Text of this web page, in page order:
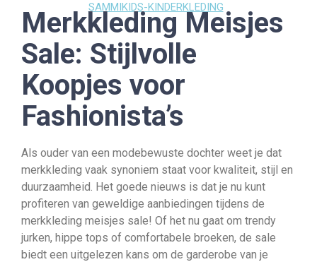
SAMMIKIDS-KINDERKLEDING
0 COMMENTS
23 TAGS
Merkkleding Meisjes
Sale: Stijlvolle
Koopjes voor
Fashionista’s
Als ouder van een modebewuste dochter weet je dat
merkkleding vaak synoniem staat voor kwaliteit, stijl en
duurzaamheid. Het goede nieuws is dat je nu kunt
profiteren van geweldige aanbiedingen tijdens de
merkkleding meisjes sale! Of het nu gaat om trendy
jurken, hippe tops of comfortabele broeken, de sale
biedt een uitgelezen kans om de garderobe van je